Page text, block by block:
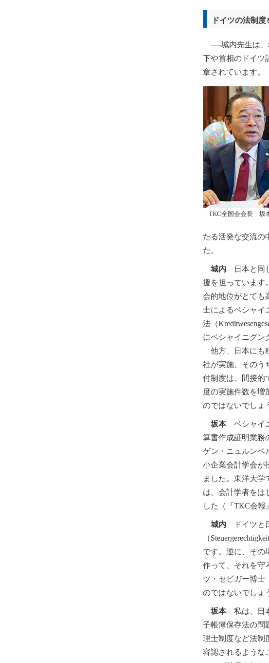
ドイツの法制
──城内先生は、
下や首相のドイツ
章されています。
TKC全国会会長 坂
たる活発な交流の
た。
城内 日本と同
援を担っています
会的地位がとても
士によるベシャイ
法（
にベシャイニグン
他方、日本にも
社が実施、そのう
付制度は、間接的
度の実施件数を増
のではないでしょ
坂本ベシャイニ
算書作成証明業務
ゲン・ニュルンベ
小企業会計学会が
ました。東洋大学
は、会計学者をは
した（『TKC会報
城内 ドイツと
（
です。逆に、その
作って、それを守
ツ・セビガー博士
のではないでしょ
坂本私は、日本
子帳簿保存法の問
理士制度など法制
容認されるような